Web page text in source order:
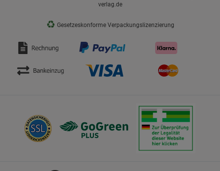
verlag.de
♻ Gesetzeskonforme Verpackungslizenzierung